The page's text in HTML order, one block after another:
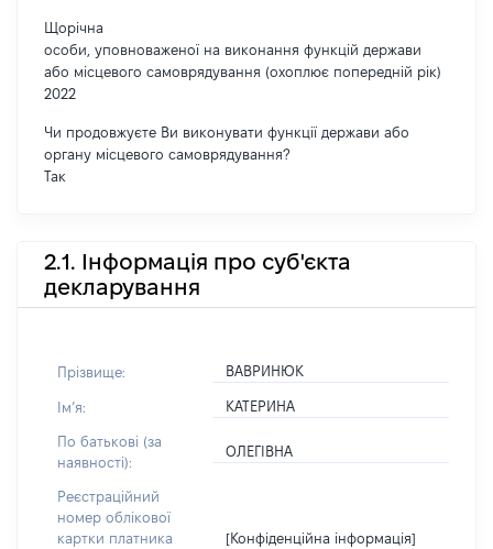
Щорічна
особи, уповноваженої на виконання функцій держави
або місцевого самоврядування (охоплює попередній рік)
2022
Чи продовжуєте Ви виконувати функції держави або
органу місцевого самоврядування?
Так
2.1. Інформація про суб'єкта
декларування
Прізвище: ВАВРИНЮК
Імʼя: КАТЕРИНА
По батькові (за
наявності):
ОЛЕГІВНА
Реєстраційний
номер облікової
картки платника
[Конфіденційна інформація]